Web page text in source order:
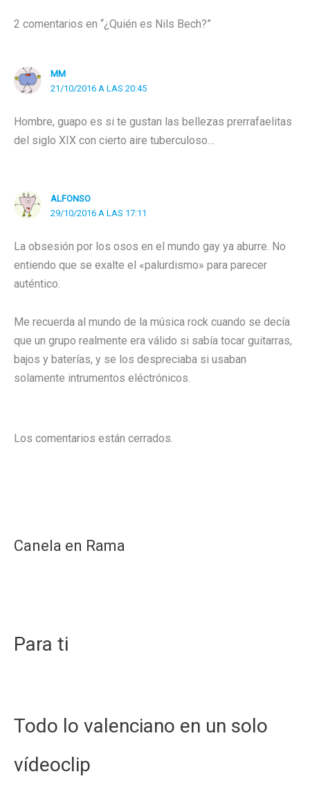
2 comentarios en “¿Quién es Nils Bech?”
MM
21/10/2016 A LAS 20:45
Hombre, guapo es si te gustan las bellezas prerrafaelitas
del siglo XIX con cierto aire tuberculoso…
ALFONSO
29/10/2016 A LAS 17:11
La obsesión por los osos en el mundo gay ya aburre. No
entiendo que se exalte el «palurdismo» para parecer
auténtico.
Me recuerda al mundo de la música rock cuando se decía
que un grupo realmente era válido si sabía tocar guitarras,
bajos y baterías, y se los despreciaba si usaban
solamente intrumentos eléctrónicos.
Los comentarios están cerrados.
Canela en Rama
Para ti
Todo lo valenciano en un solo
vídeoclip